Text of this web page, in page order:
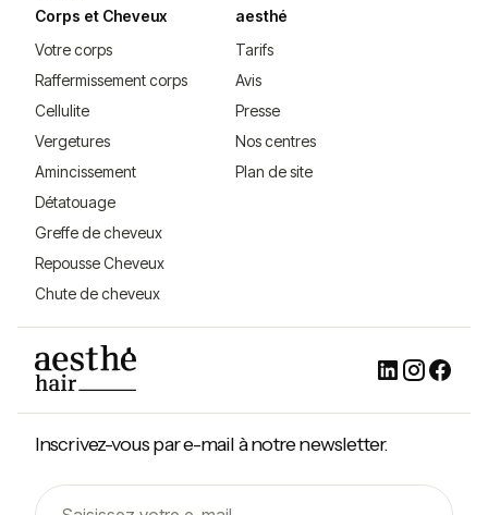
Corps et Cheveux
Votre corps
Raffermissement corps
Cellulite
Vergetures
Amincissement
Détatouage
Greffe de cheveux
Repousse Cheveux
Chute de cheveux
aesthé
Tarifs
Avis
Presse
Nos centres
Plan de site
Inscrivez-vous par e-mail à notre newsletter.